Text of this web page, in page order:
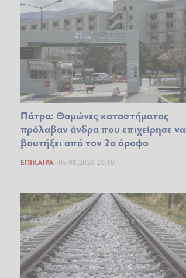
Πάτρα: Θαμώνες καταστήματος
πρόλαβαν άνδρα που επιχείρησε να
βουτήξει από τον 2ο όροφο
ΕΠΊΚΑΙΡΑ 05.08.2026 20:10